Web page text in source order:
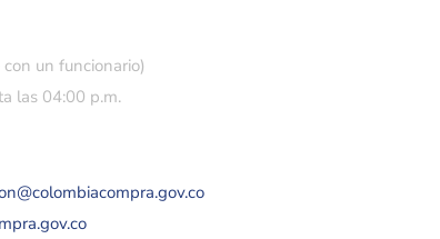
un funcionario)
las 04:00 p.m.